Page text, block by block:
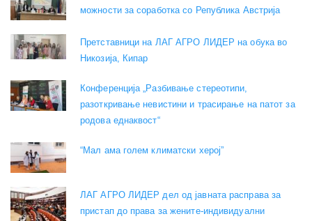
можности за соработка со Република Австрија
Претставници на ЛАГ АГРО ЛИДЕР на обука во
Никозија, Кипар
Конференција „Разбивање стереотипи,
разоткривање невистини и трасирање на патот за
родова еднаквост“
“Мал ама голем климатски херој”
ЛАГ АГРО ЛИДЕР дел од јавната расправа за
пристап до права за жените-индивидуални